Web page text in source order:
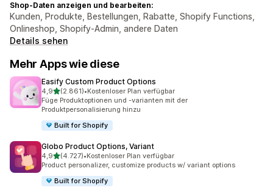
Shop-Daten anzeigen und bearbeiten:
Kunden, Produkte, Bestellungen, Rabatte, Shopify Functions,
Onlineshop, Shopify-Admin, andere Daten
Details sehen
Mehr Apps wie diese
Easify Custom Product Options
4,9von 5 Sternen
(2.861)
2861 Rezensionen insgesamt
•Kostenloser Plan verfügbar
Füge Produktoptionen und -varianten mit der
Produktpersonalisierung hinzu
Built for Shopify
Globo Product Options, Variant
4,9von 5 Sternen
(4.727)
4727 Rezensionen insgesamt
•Kostenloser Plan verfügbar
Product personalizer, customize products w/ variant options
Built for Shopify